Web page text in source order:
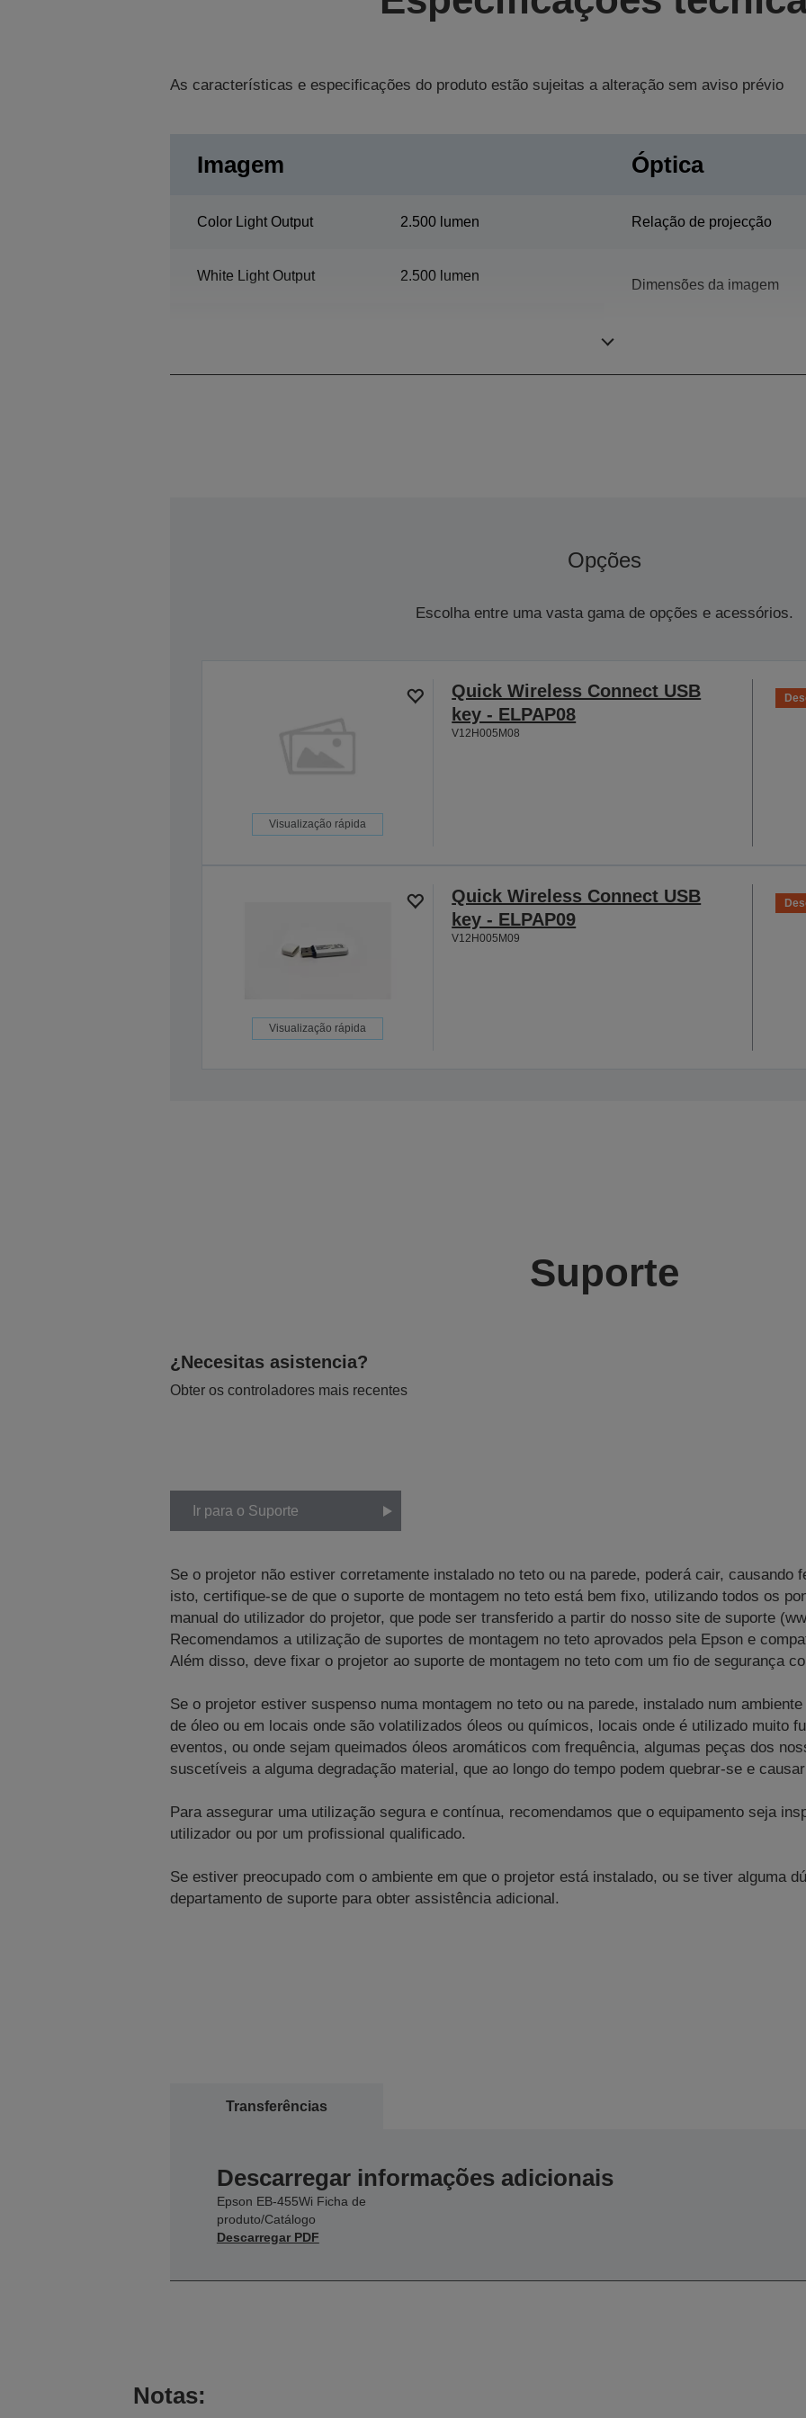
As características e especificações do produto estão sujeitas a alteração sem aviso prévio
Imagem
Color Light Output 2.500 lumen
White Light Output 2.500 lumen
Óptica
Relação de projecção
Dimensões da imagem
Opções
Escolha entre uma vasta gama de opções e acessórios.
Visualização rápida
Quick Wireless Connect USB
key - ELPAP08
V12H005M08
Visualização rápida
Quick Wireless Connect USB
key - ELPAP09
V12H005M09
Suporte
¿Necesitas asistencia?
Obter os controladores mais recentes
Ir para o Suporte
Se o projetor não estiver corretamente instalado no teto ou na parede, poderá cair, causando
isto, certifique-se de que o suporte de montagem no teto está bem fixo, utilizando todos os
manual do utilizador do projetor, que pode ser transferido a partir do nosso site de suporte
Recomendamos a utilização de suportes de montagem no teto aprovados pela Epson e
Além disso, deve fixar o projetor ao suporte de montagem no teto com um fio de segurança
Se o projetor estiver suspenso numa montagem no teto ou na parede, instalado num
de óleo ou em locais onde são volatilizados óleos ou químicos, locais onde é utilizado muito
eventos, ou onde sejam queimados óleos aromáticos com frequência, algumas peças dos
suscetíveis a alguma degradação material, que ao longo do tempo podem quebrar-se e
Para assegurar uma utilização segura e contínua, recomendamos que o equipamento seja
utilizador ou por um profissional qualificado.
Se estiver preocupado com o ambiente em que o projetor está instalado, ou se tiver alguma
departamento de suporte para obter assistência adicional.
Transferências
Descarregar informações adicionais
Epson EB-455Wi Ficha de
produto/Catálogo
Descarregar PDF
Notas: